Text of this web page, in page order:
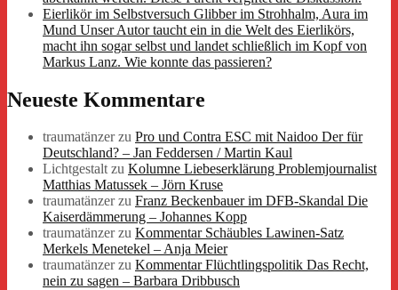
Eierlikör im Selbstversuch Glibber im Strohhalm, Aura im
Mund Unser Autor taucht ein in die Welt des Eierlikörs,
macht ihn sogar selbst und landet schließlich im Kopf von
Markus Lanz. Wie konnte das passieren?
Neueste Kommentare
traumatänzerzu Pro und Contra ESC mit Naidoo Der für
Deutschland? – Jan Feddersen / Martin Kaul
Lichtgestaltzu Kolumne Liebeserklärung Problemjournalist
Matthias Matussek – Jörn Kruse
traumatänzerzu Franz Beckenbauer im DFB-Skandal Die
Kaiserdämmerung – Johannes Kopp
traumatänzerzu Kommentar Schäubles Lawinen-Satz
Merkels Menetekel – Anja Meier
traumatänzerzu Kommentar Flüchtlingspolitik Das Recht,
nein zu sagen – Barbara Dribbusch